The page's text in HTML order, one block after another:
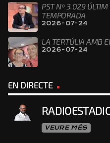
PST Nº 3.029
TEMPORADA
2026-07-24
LA TERTÚLIA AMB
2026-07-24
EN DIRECTE
VEURE MÉS